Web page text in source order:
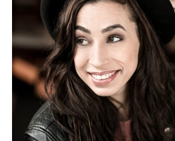
Scheich“
auf
Paramount+